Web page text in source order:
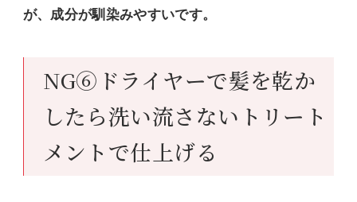
が、成分が馴染みやすいです。
NG⑥ドライヤーで髪を乾か
したら洗い流さないトリート
メントで仕上げる